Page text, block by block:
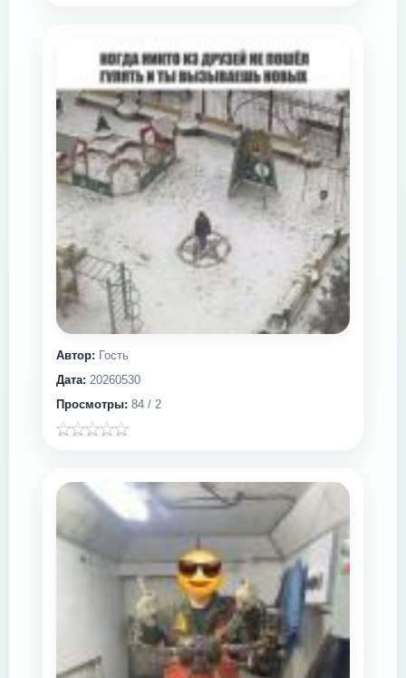
Автор: Гость
Дата: 20260530
Просмотры: 84 / 2